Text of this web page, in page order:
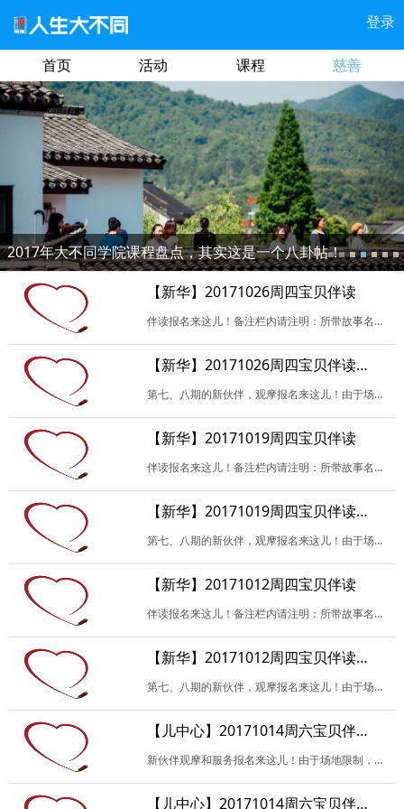
登录
首页 活动 课程 慈善
2017年大不同学院课程盘点，其实这是一个八卦帖！
【新华】20171026周四宝贝伴读
伴读报名来这儿！备注栏内请注明：所带故事名（暂定也可），是否负责当天活动开场或者记录，是否试读，及其他未尽事宜。谢谢！
【新华】20171026周四宝贝伴读（观摩）
第七、八期的新伙伴，观摩报名来这儿！由于场地限制，我们每次会尽可能地多安排新伙伴观摩，并且以报名试读的优先。请填写相关信息，参加试读请备注哟！如无特殊原因，请珍…
【新华】20171019周四宝贝伴读
伴读报名来这儿！备注栏内请注明：所带故事名（暂定也可），是否负责当天活动开场或者记录，是否试读，及其他未尽事宜。谢谢！
【新华】20171019周四宝贝伴读（观摩）
第七、八期的新伙伴，观摩报名来这儿！由于场地限制，我们每次会尽可能地多安排新伙伴观摩，并且以报名试读的优先。请填写相关信息，参加试读请备注哟！如无特殊原因，请珍…
【新华】20171012周四宝贝伴读
伴读报名来这儿！备注栏内请注明：所带故事名（暂定也可），是否负责当天活动开场或者记录，是否试读，及其他未尽事宜。谢谢！
【新华】20171012周四宝贝伴读（观摩）
第七、八期的新伙伴，观摩报名来这儿！由于场地限制，我们每次会尽可能地多安排新伙伴观摩，并且以报名试读的优先。请填写相关信息，参加试读请备注哟！如无特殊原因，请珍…
【儿中心】20171014周六宝贝伴读活动（观摩）
新伙伴观摩和服务报名来这儿！由于场地限制，我们每次活动都会尽可能的多安排新伙伴观摩，并且以报名试读或记录的优先。请填写相关信息，参加试读请备注。
【儿中心】20171014周六宝贝伴读活动